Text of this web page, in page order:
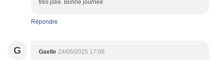
très jolie. Bonne journée
Répondre
G Gaelle 24/06/2025 17:08